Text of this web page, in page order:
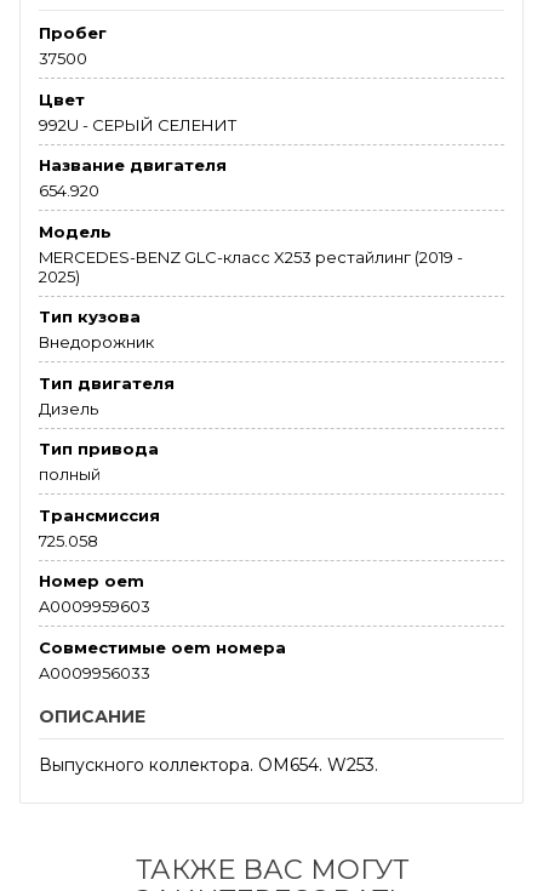
Пробег
37500
Цвет
992U - СЕРЫЙ СЕЛЕНИТ
Название двигателя
654.920
Модель
MERCEDES-BENZ GLC-класс X253 рестайлинг (2019 -
2025)
Тип кузова
Внедорожник
Тип двигателя
Дизель
Тип привода
полный
Трансмиссия
725.058
Номер oem
A0009959603
Совместимые oem номера
A0009956033
ОПИСАНИЕ
Выпускного коллектора. OM654. W253.
ТАКЖЕ ВАС МОГУТ